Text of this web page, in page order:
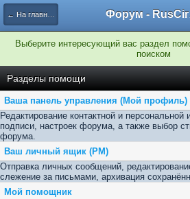
← На главную
Выберите интересующий вас раздел
поиском
Разделы помощи
Ваша панель управления (Мой профиль)
Редактирование контактной и
подписи, настроек форума, а также выбор
форума.
Ваш личный ящик (PM)
Отправка личных сообщений,
слежение за письмами, архивация
Мой помощник